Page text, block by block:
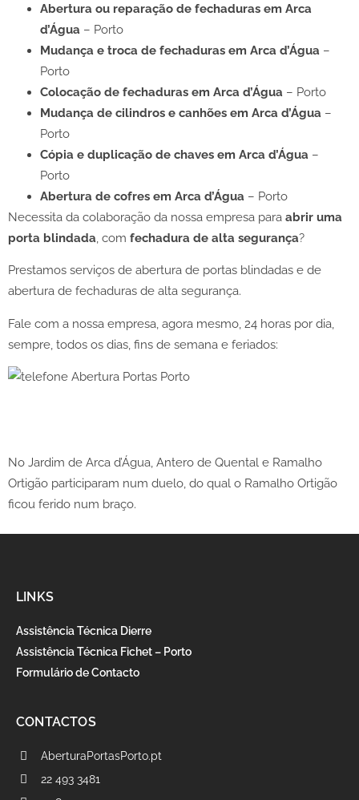
Abertura ou reparação de fechaduras em Arca
d’Água – Porto
Mudança e troca de fechaduras em Arca d’Água –
Porto
Colocação de fechaduras em Arca d’Água – Porto
Mudança de cilindros e canhões em Arca d’Água –
Porto
Cópia e duplicação de chaves em Arca d’Água –
Porto
Abertura de cofres em Arca d’Água – Porto
Necessita da colaboração da nossa empresa para abrir uma
porta blindada, com fechadura de alta segurança?
Prestamos serviços de abertura de portas blindadas e de
abertura de fechaduras de alta segurança.
Fale com a nossa empresa, agora mesmo, 24 horas por dia,
sempre, todos os dias, fins de semana e feriados:
No Jardim de Arca d’Água, Antero de Quental e Ramalho
Ortigão participaram num duelo, do qual o Ramalho Ortigão
ficou ferido num braço.
LINKS
Assistência Técnica Dierre
Assistência Técnica Fichet – Porto
Formulário de Contacto
CONTACTOS
AberturaPortasPorto.pt
22 493 3481